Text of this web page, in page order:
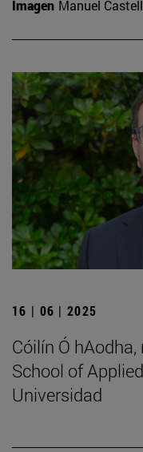
Imagen Manuel
16 | 06 | 2025
Cóilín Ó
School of
Universidad